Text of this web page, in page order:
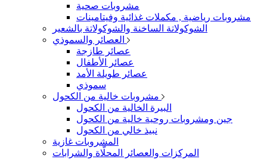
مشروبات صحية
مشروبات رياضية , مكملات غذائية وفيتامينات
الشوكولاتة الساخنة والشوكولاتة بالشعير
عصائر طازجة
عصائر الأطفال
عصائر طويلة الأمد
سموذي
البيرة الخالية من الكحول
جين ومشروبات روحية خالية من الكحول
نبيذ خالي من الكحول
المشروبات غازية
المركزات والعصائر المحلّاة والشرابات